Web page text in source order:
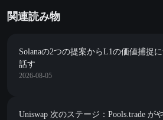
関連読み物
Solanaの2つの提案からL1の価値捕捉
話す
2026-08-05
Uniswap 次のステージ：Pools.trade が